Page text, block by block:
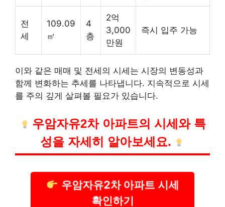
전
세
109.09
㎡
4
층
2억
3,000
만원
즉시 입주 가능
이와 같은 매매 및 전세의 시세는 시장의 변동성과
함께 변화하는 추세를 나타냅니다. 지속적으로 시세
를 주의 깊게 살펴볼 필요가 있습니다.
우암자유2차 아파트의 시세와 특
성을 자세히 알아보세요.
우암자유2차 아파트 시세
확인하기